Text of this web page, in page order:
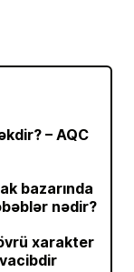
– AQC
bazarında
nədir?
xarakter
vacibdir